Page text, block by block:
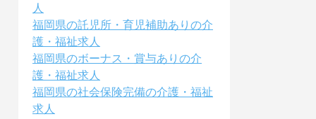
人
福岡県の託児所・育児補助ありの介
護・福祉求人
福岡県のボーナス・賞与ありの介
護・福祉求人
福岡県の社会保険完備の介護・福祉
求人